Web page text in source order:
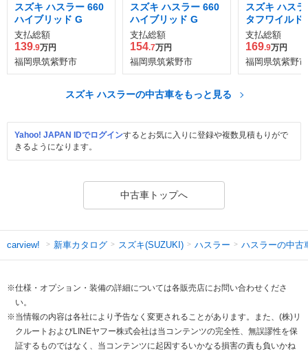
スズキ ハスラー 660
ハイブリッド G
支払総額
139.9万円
福岡県筑紫野市
スズキ ハスラー 660
ハイブリッド G
支払総額
154.7万円
福岡県筑紫野市
スズキ ハス
タフワイルド
支払総額
169.9万円
福岡県筑紫野市
スズキ ハスラーの中古車をもっと見る
Yahoo! JAPAN IDでログインするとお気に入りに登録や複数見積もりがで
きるようになります。
中古車トップへ
carview! 新車カタログ スズキ(SUZUKI) ハスラー ハスラーの中古
※仕様・オプション・装備の詳細については各販売店にお問い合わせくださ
い。
※当情報の内容は各社により予告なく変更されることがあります。また、(株)リ
クルートおよびLINEヤフー株式会社は当コンテンツの完全性、無誤謬性を保
証するものではなく、当コンテンツに起因するいかなる損害の責も負いかね